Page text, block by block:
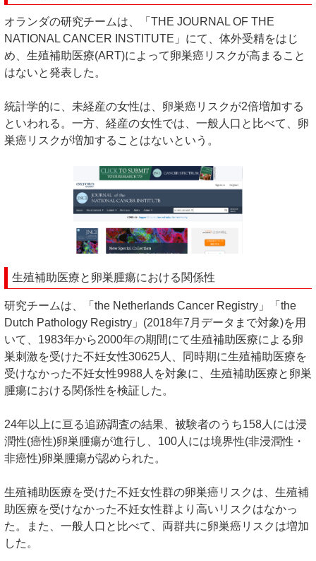
オランダの研究チームは、「THE JOURNAL OF THE
NATIONAL CANCER INSTITUTE」にて、体外受精をはじ
め、生殖補助医療(ART)によって卵巣癌リスクが高まること
はないと発表した。
統計学的に、未経産の女性は、卵巣癌リスクが2倍増加する
といわれる。一方、経産の女性では、一般人口と比べて、卵
巣癌リスクが増加することはないという。
生殖補助医療と卵巣腫瘍における関係性
研究チームは、「the Netherlands Cancer Registry」「the
Dutch Pathology Registry」(2018年7月データまで対象)を用
いて、1983年から2000年の期間にて生殖補助医療による卵
巣刺激を受けた不妊女性30625人、同時期に生殖補助医療を
受けなかった不妊女性9988人を対象に、生殖補助医療と卵巣
腫瘍における関係性を検証した。
24年以上に亘る追跡調査の結果、被験者のうち158人には浸
潤性(癌性)卵巣腫瘍が進行し、100人には境界性(非浸潤性・
非癌性)卵巣腫瘍が認められた。
生殖補助医療を受けた不妊女性群の卵巣癌リスクは、生殖補
助医療を受けなかった不妊女性群より高いリスクはなかっ
た。また、一般人口と比べて、両群共に卵巣癌リスクは増加
した。